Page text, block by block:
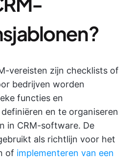
vereisten zijn checklists of
bedrijven worden
functies en
en te organiseren
in CRM-software. De
als richtlijn voor het
of implementeren van een